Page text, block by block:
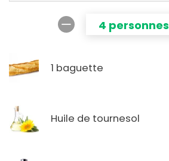
4 personnes
1 baguette
Huile de tournesol